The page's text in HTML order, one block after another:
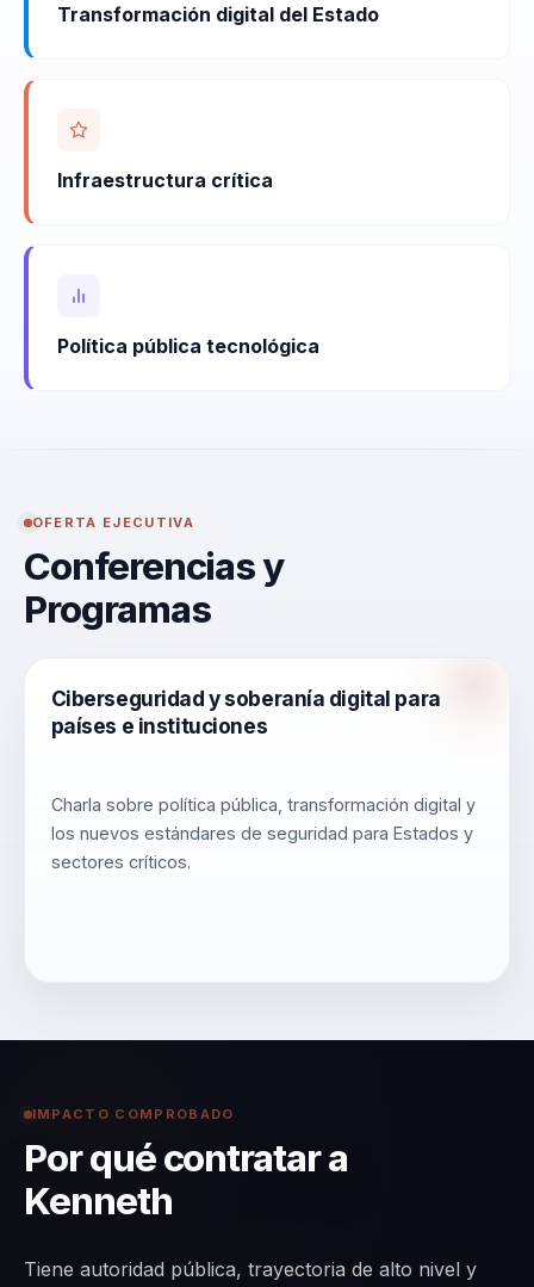
Transformación digital del Estado
Infraestructura crítica
Política pública tecnológica
OFERTA EJECUTIVA
Conferencias y
Programas
Ciberseguridad y soberanía digital para
países e instituciones
Charla sobre política pública, transformación digital y
los nuevos estándares de seguridad para Estados y
sectores críticos.
IMPACTO COMPROBADO
Por qué contratar a
Kenneth
Tiene autoridad pública, trayectoria de alto nivel y